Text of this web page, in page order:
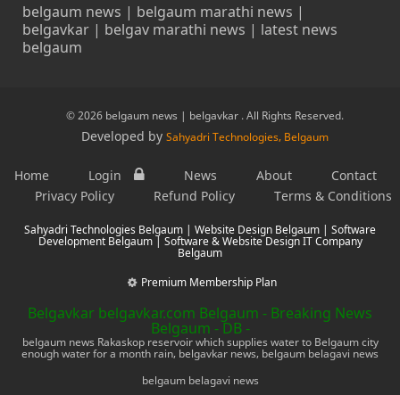
belgaum news | belgaum marathi news |
belgavkar | belgav marathi news | latest news
belgaum
© 2026 belgaum news | belgavkar . All Rights Reserved.
Developed by Sahyadri Technologies, Belgaum
Home Login News About
Contact
Privacy Policy
Refund Policy Terms & Conditions
Sahyadri Technologies Belgaum | Website Design Belgaum | Software
Development Belgaum | Software & Website Design IT Company
Belgaum
Premium Membership Plan
Belgavkar belgavkar.com Belgaum - Breaking News
Belgaum - DB -
belgaum news Rakaskop reservoir which supplies water to Belgaum city
enough water for a month rain, belgavkar news, belgaum belagavi news
belgaum belagavi news